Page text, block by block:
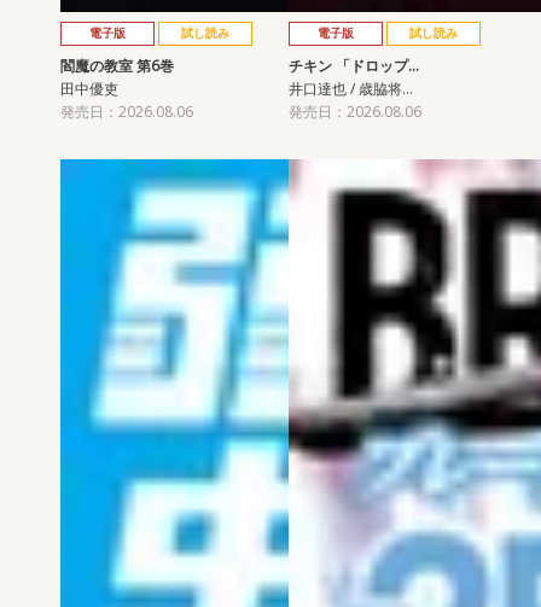
電子版 試し読み
閻魔の教室 第6巻
田中優吏
発売日：2026.08.06
電子版 試し読み
チキン 「ドロップ…
井口達也 / 歳脇将…
発売日：2026.08.06